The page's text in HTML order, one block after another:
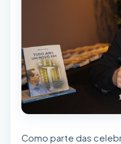
Como parte das